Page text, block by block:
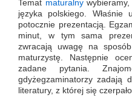
Temat maturalnywybieramy,
języka polskiego.
potocznie prezentacją.
minut, w tym sama
zwracają uwagę na
maturzystę. Następnie
zadane pytania.
gdyżegzaminatorzy zadają
literatury, z której się